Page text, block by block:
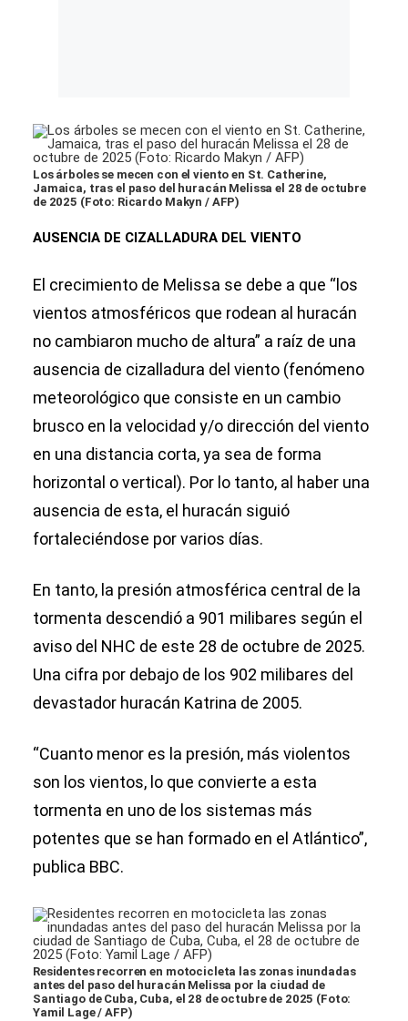
Los árboles se mecen con el viento en St. Catherine,
Jamaica, tras el paso del huracán Melissa el 28 de octubre
de 2025 (Foto: Ricardo Makyn / AFP)
AUSENCIA DE CIZALLADURA DEL VIENTO
El crecimiento de Melissa se debe a que “los
vientos atmosféricos que rodean al huracán
no cambiaron mucho de altura” a raíz de una
ausencia de cizalladura del viento (fenómeno
meteorológico que consiste en un cambio
brusco en la velocidad y/o dirección del viento
en una distancia corta, ya sea de forma
horizontal o vertical). Por lo tanto, al haber una
ausencia de esta, el huracán siguió
fortaleciéndose por varios días.
En tanto, la presión atmosférica central de la
tormenta descendió a 901 milibares según el
aviso del NHC de este 28 de octubre de 2025.
Una cifra por debajo de los 902 milibares del
devastador huracán Katrina de 2005.
“Cuanto menor es la presión, más violentos
son los vientos, lo que convierte a esta
tormenta en uno de los sistemas más
potentes que se han formado en el Atlántico”,
publica BBC.
Residentes recorren en motocicleta las zonas inundadas
antes del paso del huracán Melissa por la ciudad de
Santiago de Cuba, Cuba, el 28 de octubre de 2025 (Foto:
Yamil Lage / AFP)